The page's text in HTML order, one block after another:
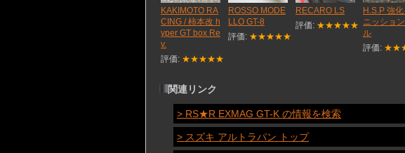
KAKIMOTO RA
CING / 柿本改 h
yper GT box Re
v.
評価: ★★★★★
ROSSO MODE
LLO GT-8
評価: ★★★★★
RECARO LS
評価: ★★★★★
H.S.P 強
ニッショ
ル
評価:
関連リンク
> RS★R EXMAG GT-K の情報を検索
> スズキ アルトラパン トップ